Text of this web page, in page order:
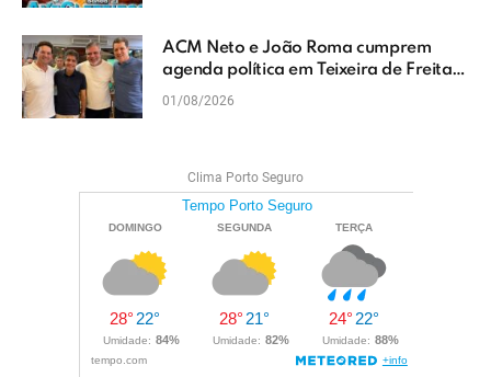
ACM Neto e João Roma cumprem
agenda política em Teixeira de Freitas
e reforçam projeto para o Extremo Sul
01/08/2026
Clima Porto Seguro